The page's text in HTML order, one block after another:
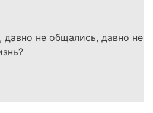
не общались, давно не